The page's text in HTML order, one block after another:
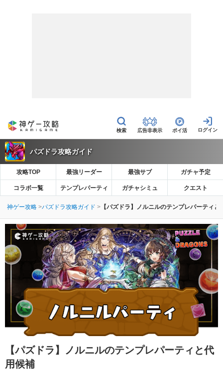
広告非表示 ポイ活
パズドラ攻略ガイド
攻略TOP 最強リーダー 最強サブ ガチャ予定
コラボ一覧 テンプレパーティ ガチャシミュ クエスト
神ゲー攻略 パズドラ攻略ガイド 【パズドラ】ノルニルのテンプレパーティと
【パズドラ】
ノルニルのテンプレパーティと代
用候補